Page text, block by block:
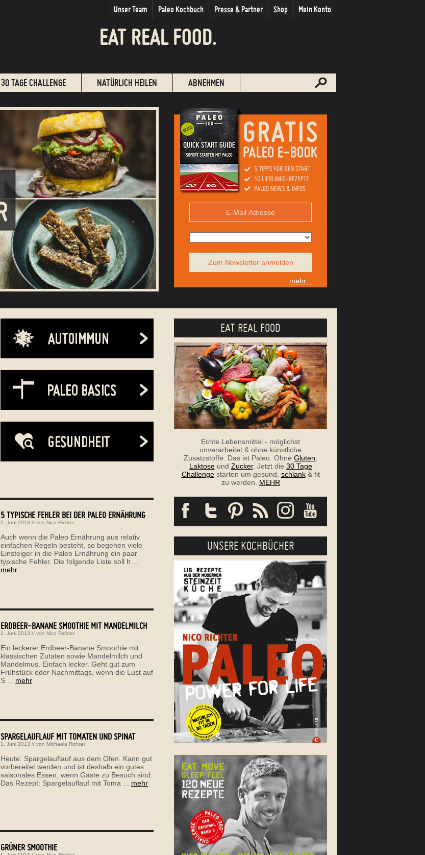
EAT REAL FOOD.
Unser Team Paleo Kochbuch Presse & Partner Shop Mein Konto
30 TAGE CHALLENGE NATÜRLICH HEILEN ABNEHMEN
Zum Newsletter anmelden
mehr...
5 TYPISCHE FEHLER BEI DER PALEO ERNÄHRUNG
2. Juni 2013 // von Nico Richter
Auch wenn die Paleo Ernährung aus relativ
einfachen Regeln besteht, so begehen viele
Einsteiger in die Paleo Ernährung ein paar
typische Fehler. Die folgende Liste soll h ...
mehr
ERDBEER-BANANE SMOOTHIE MIT MANDELMILCH
2. Juni 2013 // von Nico Richter
Ein leckerer Erdbeer-Banane Smoothie mit
klassischen Zutaten sowie Mandelmilch und
Mandelmus. Einfach lecker. Geht gut zum
Frühstück oder Nachmittags, wenn die Lust auf
S ... mehr
SPARGELAUFLAUF MIT TOMATEN UND SPINAT
1. Juni 2013 // von Michaela Richter
Heute: Spargelauflauf aus dem Ofen. Kann gut
vorbereitet werden und ist deshalb ein gutes
saisonales Essen, wenn Gäste zu Besuch sind.
Das Rezept: Spargelauflauf mit Toma ... mehr
GRÜNER SMOOTHIE
EAT REAL FOOD
Echte Lebensmittel - möglichst
unverarbeitet & ohne künstliche
Zusatzstoffe. Das ist Paleo. Ohne Gluten,
Laktoseund Zucker. Jetzt die 30 Tage
Challengestarten um gesund, schlank& fit
zu werden. MEHR
UNSERE KOCHBÜCHER